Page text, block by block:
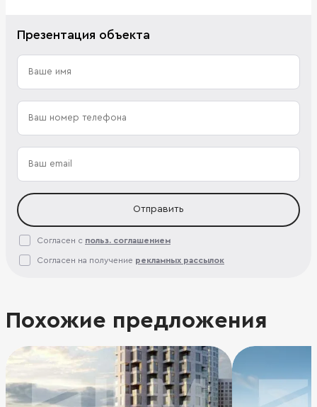
Презентация объекта
Отправить
Согласен с польз. соглашением
Согласен на получение рекламных рассылок
Похожие предложения